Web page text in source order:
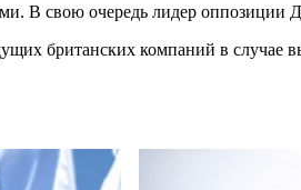
В свою очередь лидер оппозиции
британских компаний в